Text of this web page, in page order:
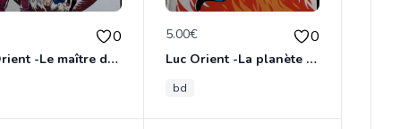
0
Luc Orient -Le maître de terango
5.00€ 0
Luc Orient -La planète de l'angoisse
bd